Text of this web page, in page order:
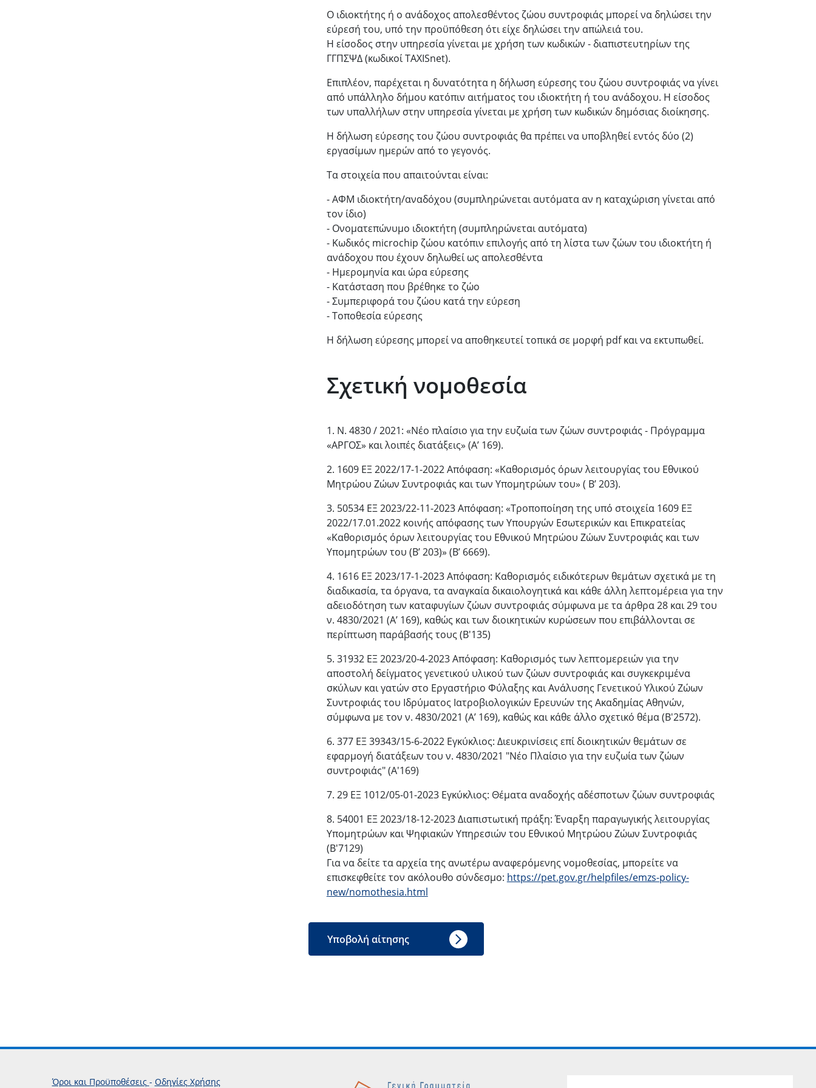
Ο ιδιοκτήτης ή ο ανάδοχος απολεσθέντος ζώου συντροφιάς μπορεί να δηλώσει την
εύρεσή του, υπό την προϋπόθεση ότι είχε δηλώσει την απώλειά του.
Η είσοδος στην υπηρεσία γίνεται με χρήση των κωδικών - διαπιστευτηρίων της
ΓΓΠΣΨΔ (κωδικοί TAXISnet).
Επιπλέον, παρέχεται η δυνατότητα η δήλωση εύρεσης του ζώου συντροφιάς να γίνει
από υπάλληλο δήμου κατόπιν αιτήματος του ιδιοκτήτη ή του ανάδοχου. Η είσοδος
των υπαλλήλων στην υπηρεσία γίνεται με χρήση των κωδικών δημόσιας διοίκησης.
Η δήλωση εύρεσης του ζώου συντροφιάς θα πρέπει να υποβληθεί εντός δύο (2)
εργασίμων ημερών από το γεγονός.
Tα στοιχεία που απαιτούνται είναι:
- ΑΦΜ ιδιοκτήτη/αναδόχου (συμπληρώνεται αυτόματα αν η καταχώριση γίνεται από
τον ίδιο)
- Ονοματεπώνυμο ιδιοκτήτη (συμπληρώνεται αυτόματα)
- Κωδικός microchip ζώου κατόπιν επιλογής από τη λίστα των ζώων του ιδιοκτήτη ή
ανάδοχου που έχουν δηλωθεί ως απολεσθέντα
- Ημερομηνία και ώρα εύρεσης
- Κατάσταση που βρέθηκε το ζώο
- Συμπεριφορά του ζώου κατά την εύρεση
- Τοποθεσία εύρεσης
Η δήλωση εύρεσης μπορεί να αποθηκευτεί τοπικά σε μορφή pdf και να εκτυπωθεί.
Σχετική νομοθεσία
1. N. 4830 / 2021: «Νέο πλαίσιο για την ευζωία των ζώων συντροφιάς - Πρόγραμμα
«AΡΓΟΣ» και λοιπές διατάξεις» (Α’ 169).
2. 1609 ΕΞ 2022/17-1-2022 Απόφαση: «Καθορισμός όρων λειτουργίας του Εθνικού
Μητρώου Ζώων Συντροφιάς και των Υπομητρώων του» ( Β’ 203).
3. 50534 ΕΞ 2023/22-11-2023 Απόφαση: «Τροποποίηση της υπό στοιχεία 1609 ΕΞ
2022/17.01.2022 κοινής απόφασης των Υπουργών Εσωτερικών και Επικρατείας
«Καθορισμός όρων λειτουργίας του Εθνικού Μητρώου Ζώων Συντροφιάς και των
Υπομητρώων του (Β’ 203)» (Β’ 6669).
4. 1616 ΕΞ 2023/17-1-2023 Απόφαση: Καθορισμός ειδικότερων θεμάτων σχετικά με τη
διαδικασία, τα όργανα, τα αναγκαία δικαιολογητικά και κάθε άλλη λεπτομέρεια για την
αδειοδότηση των καταφυγίων ζώων συντροφιάς σύμφωνα με τα άρθρα 28 και 29 του
ν. 4830/2021 (Α’ 169), καθώς και των διοικητικών κυρώσεων που επιβάλλονται σε
περίπτωση παράβασής τους (Β'135)
5. 31932 ΕΞ 2023/20-4-2023 Απόφαση: Καθορισμός των λεπτομερειών για την
αποστολή δείγματος γενετικού υλικού των ζώων συντροφιάς και συγκεκριμένα
σκύλων και γατών στο Εργαστήριο Φύλαξης και Ανάλυσης Γενετικού Υλικού Ζώων
Συντροφιάς του Ιδρύματος Ιατροβιολογικών Ερευνών της Ακαδημίας Αθηνών,
σύμφωνα με τον ν. 4830/2021 (Α’ 169), καθώς και κάθε άλλο σχετικό θέμα (Β'2572).
6. 377 ΕΞ 39343/15-6-2022 Εγκύκλιος: Διευκρινίσεις επί διοικητικών θεμάτων σε
εφαρμογή διατάξεων του ν. 4830/2021 "Νέο Πλαίσιο για την ευζωία των ζώων
συντροφιάς" (Α'169)
7. 29 ΕΞ 1012/05-01-2023 Εγκύκλιος: Θέματα αναδοχής αδέσποτων ζώων συντροφιάς
8. 54001 ΕΞ 2023/18-12-2023 Διαπιστωτική πράξη: Έναρξη παραγωγικής λειτουργίας
Υπομητρώων και Ψηφιακών Υπηρεσιών του Εθνικού Μητρώου Ζώων Συντροφιάς
(Β'7129)
Για να δείτε τα αρχεία της ανωτέρω αναφερόμενης νομοθεσίας, μπορείτε να
επισκεφθείτε τον ακόλουθο σύνδεσμο: https://pet.gov.gr/helpfiles/emzs-policy-
new/nomothesia.html
Υποβολή αίτησης
Όροι και Προϋποθέσεις - Οδηγίες Χρήσης